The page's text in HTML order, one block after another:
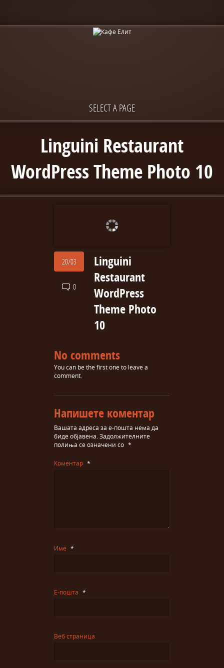
SELECT A PAGE
Linguini Restaurant
WordPress Theme Photo 10
20/03
0
Linguini
Restaurant
WordPress
Theme Photo
10
No comments
You can be the first one to leave a
comment.
Напишете коментар
Вашата адреса за е-пошта нема да
биде објавена.Задолжителните
полиња се означени со *
Коментар *
Име *
Е-пошта *
Веб страница